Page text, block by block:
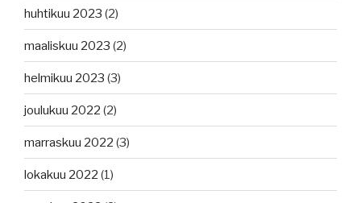
huhtikuu 2023 (2)
maaliskuu 2023 (2)
helmikuu 2023 (3)
joulukuu 2022 (2)
marraskuu 2022 (3)
lokakuu 2022 (1)